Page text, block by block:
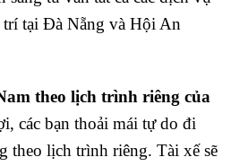
tại Đà Nẵng và Hội An
theo lịch trình riêng của
các bạn thoải mái tự do đi
theo lịch trình riêng. Tài xế sẽ